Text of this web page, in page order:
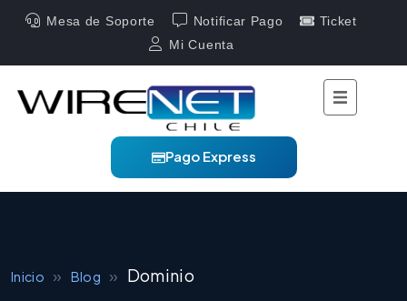
Mesa de Soporte Notificar Pago
Ticket
Mi Cuenta
Pago Express
Inicio » Blog » Dominio